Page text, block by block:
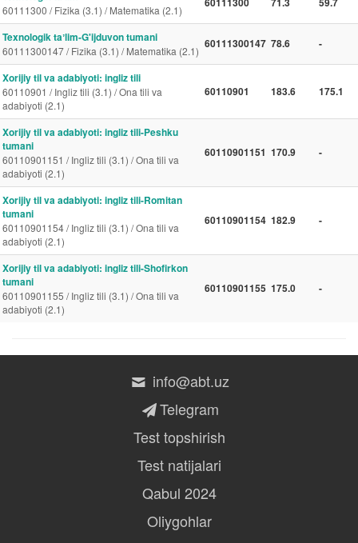
60111300 / Fizika (3.1) / Matematika (2.1)
Texnologik taʼlim-G'ijduvon tumani
60111300147 / Fizika (3.1) / Matematika (2.1)
60111300147 78.6 -
Xorijiy til va adabiyoti: ingliz tili
60110901 / Ingliz tili (3.1) / Ona tili va
adabiyoti (2.1)
60110901 183.6 175.1
Xorijiy til va adabiyoti: ingliz tili-Peshku
tumani
60110901151 / Ingliz tili (3.1) / Ona tili va
adabiyoti (2.1)
60110901151 170.9 -
Xorijiy til va adabiyoti: ingliz tili-Romitan
tumani
60110901154 / Ingliz tili (3.1) / Ona tili va
adabiyoti (2.1)
60110901154 182.9 -
Xorijiy til va adabiyoti: ingliz tili-Shofirkon
tumani
60110901155 / Ingliz tili (3.1) / Ona tili va
adabiyoti (2.1)
60110901155 175.0 -
info@abt.uz
Telegram
Test topshirish
Test natijalari
Qabul 2024
Oliygohlar